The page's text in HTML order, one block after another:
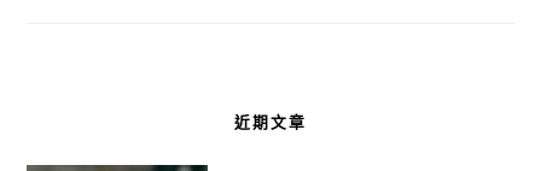
近期文章